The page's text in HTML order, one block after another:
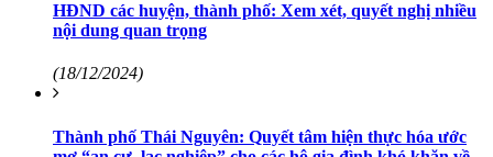
HĐND các huyện, thành phố: Xem xét, quyết nghị nhiều
nội dung quan trọng
(18/12/2024)
Thành phố Thái Nguyên: Quyết tâm hiện thực hóa ước